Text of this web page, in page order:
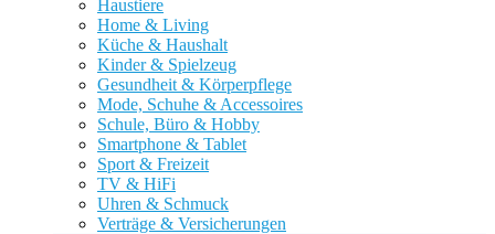
Haustiere
Home & Living
Küche & Haushalt
Kinder & Spielzeug
Gesundheit & Körperpflege
Mode, Schuhe & Accessoires
Schule, Büro & Hobby
Smartphone & Tablet
Sport & Freizeit
TV & HiFi
Uhren & Schmuck
Verträge & Versicherungen